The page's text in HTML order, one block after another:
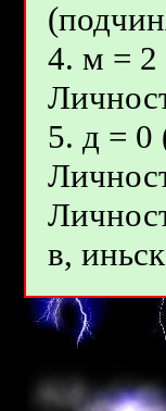
4. м = 2
5. д = 0
в,